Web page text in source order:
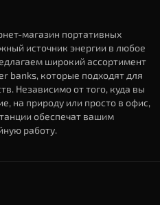
магазин портативных
источник энергии в любое
широкий ассортимент
banks, которые подходят для
Независимо от того, куда вы
на природу или просто в офис,
обеспечат вашим
работу.